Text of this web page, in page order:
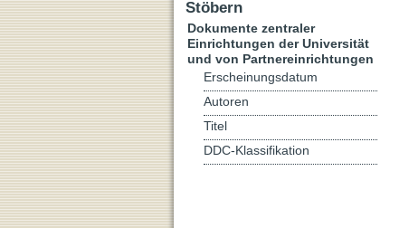
Stöbern
Dokumente zentraler
Einrichtungen der Universität
und von Partnereinrichtungen
Erscheinungsdatum
Autoren
Titel
DDC-Klassifikation